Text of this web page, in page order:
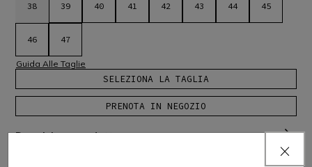
38 39 40 41 42 43 44 45
46 47
Guida Alle Taglie
SELEZIONA LA TAGLIA
PRENOTA IN NEGOZIO
Descrizione prodotto